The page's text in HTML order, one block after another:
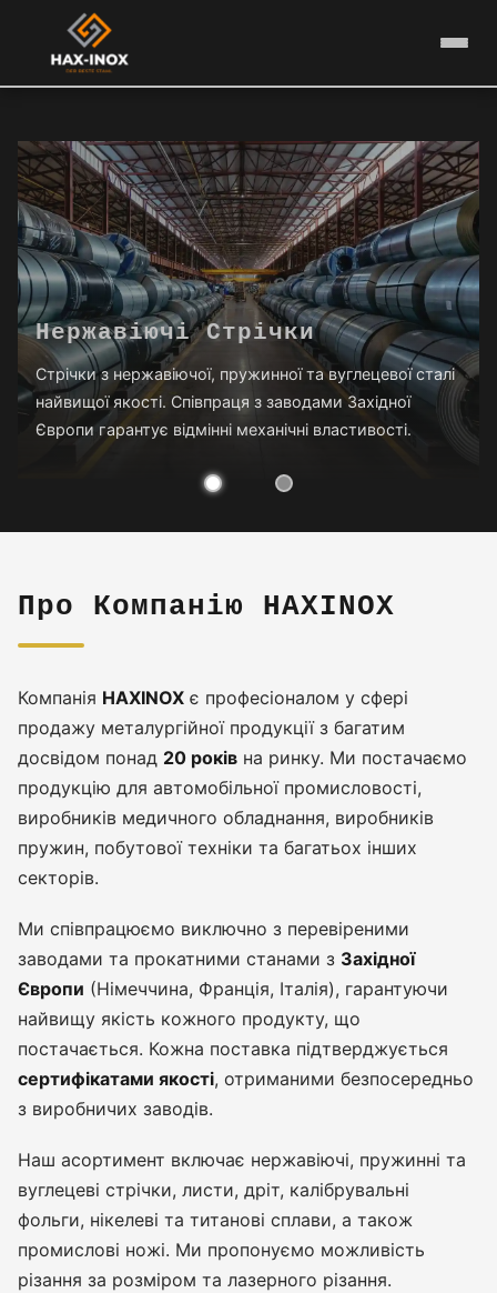
Дріт & Листи
Комплексна пропозиція металургійної продукції:
нержавіючий дріт, зварювальний дріт, листи, труби.
Точність виготовлення підтверджена сертифікатами
якості.
Про Компанію HAXINOX
Компанія HAXINOX є професіоналом у сфері
продажу металургійної продукції з багатим
досвідом понад 20 років на ринку. Ми постачаємо
продукцію для автомобільної промисловості,
виробників медичного обладнання, виробників
пружин, побутової техніки та багатьох інших
секторів.
Ми співпрацюємо виключно з перевіреними
заводами та прокатними станами з Західної
Європи (Німеччина, Франція, Італія), гарантуючи
найвищу якість кожного продукту, що
постачається. Кожна поставка підтверджується
сертифікатами якості, отриманими безпосередньо
з виробничих заводів.
Наш асортимент включає нержавіючі, пружинні та
вуглецеві стрічки, листи, дріт, калібрувальні
фольги, нікелеві та титанові сплави, а також
промислові ножі. Ми пропонуємо можливість
різання за розміром та лазерного різання.